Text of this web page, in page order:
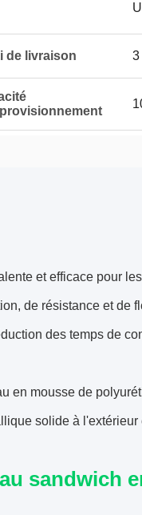
de livraison 3
et efficace pour
de résistance et de
des temps de
en mousse de
solide à
sandwich